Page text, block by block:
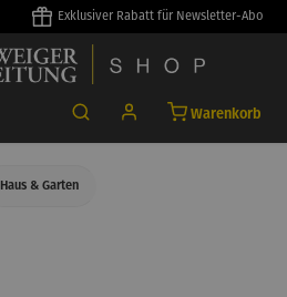
Exklusiver Rabatt für Newsletter-Abo
Warenkorb
Haus & Garten